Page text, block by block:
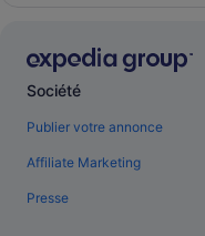
Société
Publier votre annonce
Affiliate Marketing
Presse